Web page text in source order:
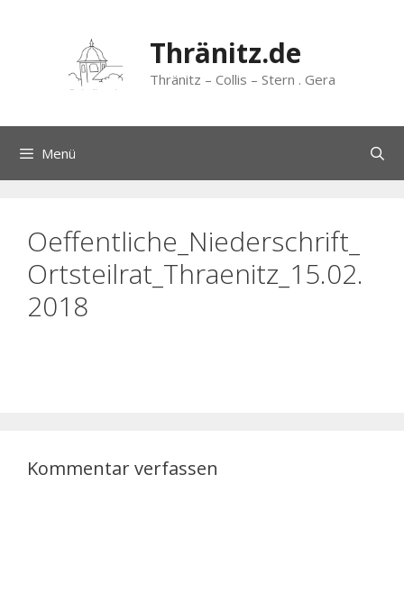
springen
Thränitz.de
Thränitz – Collis – Stern . Gera
Menü
Oeffentliche_Niederschrift_
Ortsteilrat_Thraenitz_15.02.
2018
Kommentar verfassen